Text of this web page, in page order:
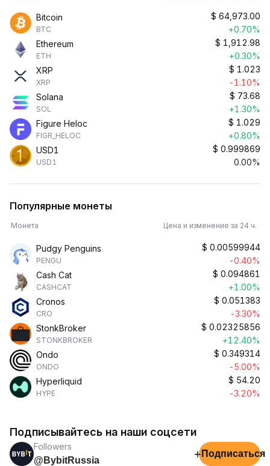
Bitcoin
BTC
$ 64,973.00
+0.70%
Ethereum
ETH
$ 1,912.98
+0.30%
XRP
XRP
$ 1.023
-1.10%
Solana
SOL
$ 73.68
+1.30%
Figure Heloc
FIGR_HELOC
$ 1.029
+0.80%
USD1
USD1
$ 0.999869
0.00%
Популярные монеты
Монета Цена и изменение за 24 ч.
Pudgy Penguins
PENGU
$ 0.00599944
-0.40%
Cash Cat
CASHCAT
$ 0.094861
+1.00%
Cronos
CRO
$ 0.051383
-3.30%
StonkBroker
STONKBROKER
$ 0.02325856
+12.40%
Ondo
ONDO
$ 0.349314
-5.00%
Hyperliquid
HYPE
$ 54.20
-3.20%
Подписывайтесь на наши соцсети
Followers
@BybitRussia
+ Подписаться